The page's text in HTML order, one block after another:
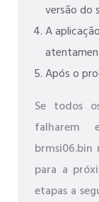
versão do
A
Após o
Se todos
brmsi06.bin
para a
etapas a